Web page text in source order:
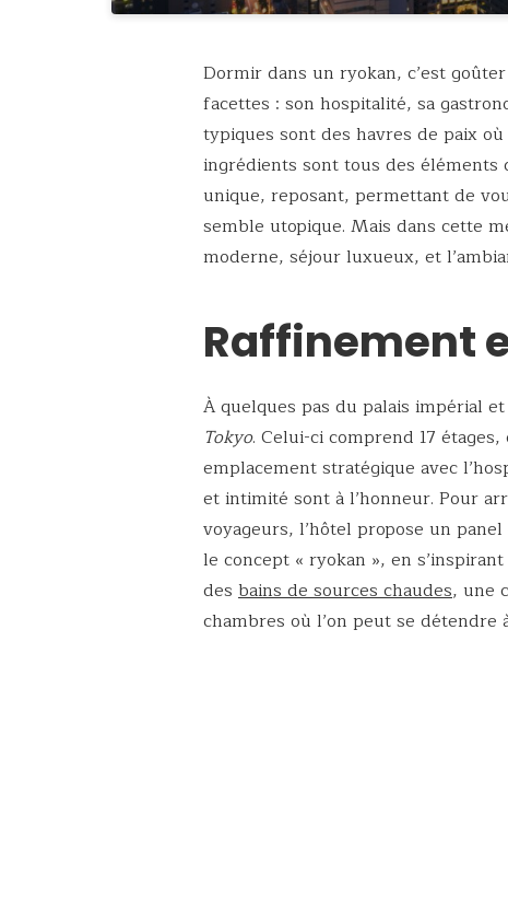
Dormir dans un ryokan, c’est
facettes : son hospitalité, sa
typiques sont des havres de paix
ingrédients sont tous des
unique, reposant, permettant de
semble utopique. Mais dans cette
moderne, séjour luxueux, et
Raffinement
À quelques pas du palais impérial
Tokyo. Celui-ci comprend 17
emplacement stratégique avec
et intimité sont à l’honneur. Pour
voyageurs, l’hôtel propose un
le concept « ryokan », en
des bains de sources chaudes, une
chambres où l’on peut se détendre